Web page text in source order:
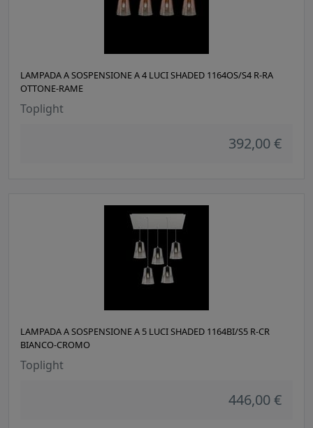
LAMPADA A SOSPENSIONE A 4 LUCI SHADED 1164OS/S4 R-RA
OTTONE-RAME
Toplight
392,00 €
LAMPADA A SOSPENSIONE A 5 LUCI SHADED 1164BI/S5 R-CR
BIANCO-CROMO
Toplight
446,00 €